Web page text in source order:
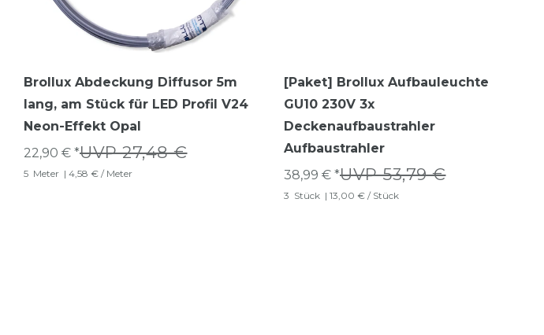
Brollux Abdeckung Diffusor 5m
lang, am Stück für LED Profil V24
Neon-Effekt Opal
UVP 27,48 €
22,90 € *
5 Meter | 4,58 € / Meter
[Paket] Brollux Aufbauleuchte
GU10 230V 3x
Deckenaufbaustrahler
Aufbaustrahler
UVP 53,79 €
38,99 € *
3 Stück | 13,00 € / Stück